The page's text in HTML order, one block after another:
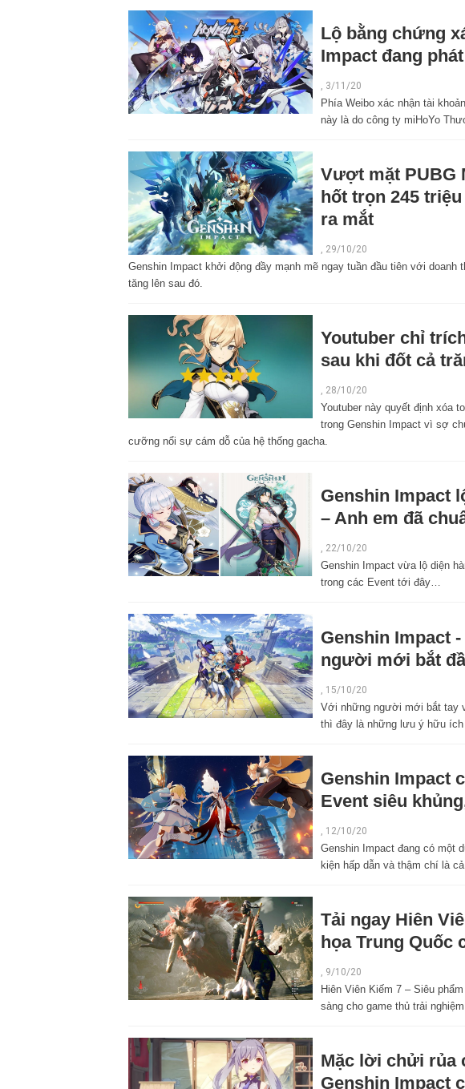
Lộ bằng chứng
Impact đang
3/11/20
Phía Weibo xác nhận tài
này là do công ty miHoYo
Vượt mặt PUBG
hốt trọn 245
ra mắt
, 29/10/20
Genshin Impact khởi động đầy mạnh mẽ ngay tuần đầu tiên với doanh
tăng lên sau đó.
Youtuber chỉ
sau khi đốt cả
, 28/10/20
Youtuber này quyết định xóa
trong Genshin Impact vì sợ
cưỡng nổi sự cám dỗ của hệ thống gacha.
Genshin Impact
– Anh em đã
, 22/10/20
Genshin Impact vừa lộ diện
trong các Event tới đây…
Genshin Impact
người mới bắt
15/10/20
Với những người mới bắt tay
thì đây là những lưu ý hữu ích
Genshin Impact
Event siêu
, 12/10/20
Genshin Impact đang có một
kiện hấp dẫn và thậm chí là
Tải ngay Hiên
họa Trung Quốc
, 9/10/20
Hiên Viên Kiếm 7 – Siêu
sàng cho game thủ trải
Mặc lời chửi rủa
Genshin Impact